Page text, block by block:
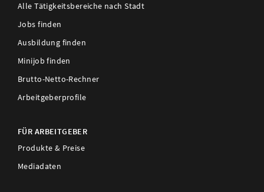
Alle Tätigkeitsbereiche nach Stadt
Jobs finden
Ausbildung finden
Minijob finden
Brutto-Netto-Rechner
Arbeitgeberprofile
FÜR ARBEITGEBER
Produkte & Preise
Mediadaten